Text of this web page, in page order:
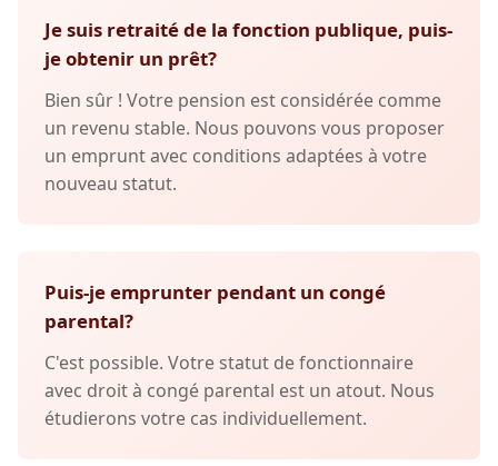
Je suis retraité de la fonction publique, puis-
je obtenir un prêt?
Bien sûr ! Votre pension est considérée comme
un revenu stable. Nous pouvons vous proposer
un emprunt avec conditions adaptées à votre
nouveau statut.
Puis-je emprunter pendant un congé
parental?
C'est possible. Votre statut de fonctionnaire
avec droit à congé parental est un atout. Nous
étudierons votre cas individuellement.